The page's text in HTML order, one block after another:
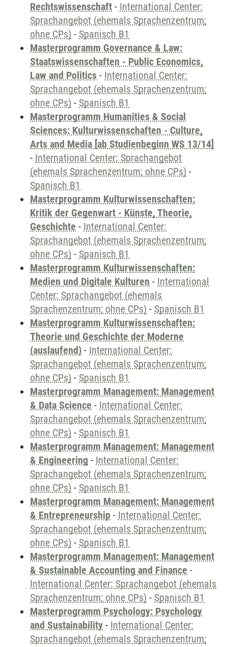
Rechtswissenschaft - International Center:
Sprachangebot (ehemals Sprachenzentrum;
ohne CPs) - Spanisch B1
Masterprogramm Governance & Law:
Staatswissenschaften - Public Economics,
Law and Politics - International Center:
Sprachangebot (ehemals Sprachenzentrum;
ohne CPs) - Spanisch B1
Masterprogramm Humanities & Social
Sciences: Kulturwissenschaften - Culture,
Arts and Media [ab Studienbeginn WS 13/14]
- International Center: Sprachangebot
(ehemals Sprachenzentrum; ohne CPs) -
Spanisch B1
Masterprogramm Kulturwissenschaften:
Kritik der Gegenwart - Künste, Theorie,
Geschichte - International Center:
Sprachangebot (ehemals Sprachenzentrum;
ohne CPs) - Spanisch B1
Masterprogramm Kulturwissenschaften:
Medien und Digitale Kulturen - International
Center: Sprachangebot (ehemals
Sprachenzentrum; ohne CPs) - Spanisch B1
Masterprogramm Kulturwissenschaften:
Theorie und Geschichte der Moderne
(auslaufend) - International Center:
Sprachangebot (ehemals Sprachenzentrum;
ohne CPs) - Spanisch B1
Masterprogramm Management: Management
& Data Science - International Center:
Sprachangebot (ehemals Sprachenzentrum;
ohne CPs) - Spanisch B1
Masterprogramm Management: Management
& Engineering - International Center:
Sprachangebot (ehemals Sprachenzentrum;
ohne CPs) - Spanisch B1
Masterprogramm Management: Management
& Entrepreneurship - International Center:
Sprachangebot (ehemals Sprachenzentrum;
ohne CPs) - Spanisch B1
Masterprogramm Management: Management
& Sustainable Accounting and Finance -
International Center: Sprachangebot (ehemals
Sprachenzentrum; ohne CPs) - Spanisch B1
Masterprogramm Psychology: Psychology
and Sustainability - International Center:
Sprachangebot (ehemals Sprachenzentrum;